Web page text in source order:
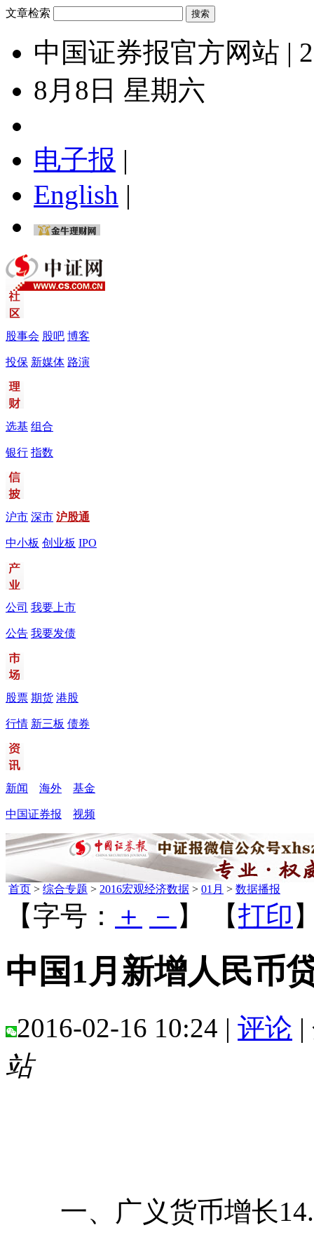
文章检索
中国证券报官方网站 |
8月8日 星期六
电子报 |
English |
股事会 股吧 博客
投保 新媒体 路演
选基 组合
银行 指数
沪市 深市 沪股通
中小板 创业板 IPO
公司 我要上市
公告 我要发债
股票 期货 港股
行情 新三板 债券
新闻 海外 基金
中国证券报 视频
首页 > 综合专题 > 2016宏观经济数据 > 01月 > 数据播报
【字号： ＋ － 】 【打印
中国1月新增人民币
2016-02-16 10:24 | 评论 |
站
一、广义货币增长